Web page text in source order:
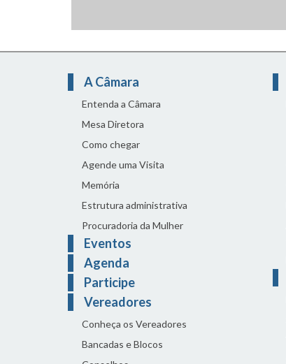
A Câmara
Entenda a Câmara
Mesa Diretora
Como chegar
Agende uma Visita
Memória
Estrutura administrativa
Procuradoria da Mulher
Eventos
Agenda
Participe
Vereadores
Conheça os Vereadores
Bancadas e Blocos